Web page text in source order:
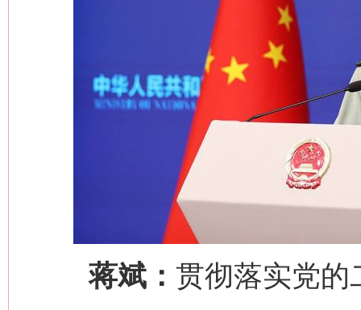
蒋斌： 贯彻落实党的
网上购药对药下症？